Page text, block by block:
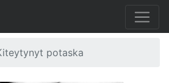
potaska